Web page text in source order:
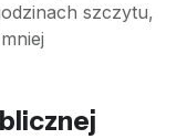
szczytu,